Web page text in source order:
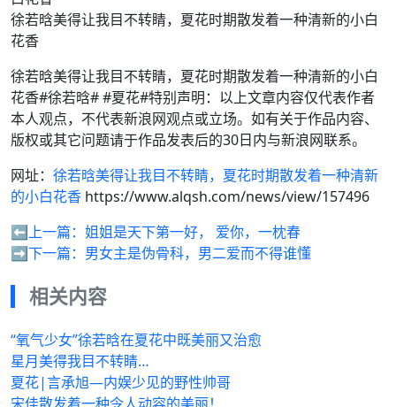
徐若晗美得让我目不转睛，夏花时期散发着一种清新的小白
花香
徐若晗美得让我目不转睛，夏花时期散发着一种清新的小白
花香#徐若晗# #夏花#特别声明：以上文章内容仅代表作者
本人观点，不代表新浪网观点或立场。如有关于作品内容、
版权或其它问题请于作品发表后的30日内与新浪网联系。
网址： 徐若晗美得让我目不转睛，夏花时期散发着一种清新
的小白花香 https://www.alqsh.com/news/view/157496
⬅️上一篇： 姐姐是天下第一好， 爱你，一枕春
➡️下一篇： 男女主是伪骨科，男二爱而不得谁懂
相关内容
“氧气少女”徐若晗在夏花中既美丽又治愈
星月美得我目不转睛…
夏花|言承旭—内娱少见的野性帅哥